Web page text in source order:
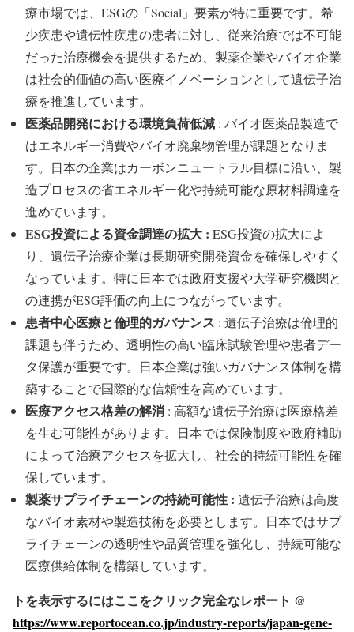
療市場では、ESGの「Social」要素が特に重要です。希
少疾患や遺伝性疾患の患者に対し、従来治療では不可能
だった治療機会を提供するため、製薬企業やバイオ企業
は社会的価値の高い医療イノベーションとして遺伝子治
療を推進しています。
医薬品開発における環境負荷低減 : バイオ医薬品製造で
はエネルギー消費やバイオ廃棄物管理が課題となりま
す。日本の企業はカーボンニュートラル目標に沿い、製
造プロセスの省エネルギー化や持続可能な原材料調達を
進めています。
ESG投資による資金調達の拡大 : ESG投資の拡大によ
り、遺伝子治療企業は長期研究開発資金を確保しやすく
なっています。特に日本では政府支援や大学研究機関と
の連携がESG評価の向上につながっています。
患者中心医療と倫理的ガバナンス : 遺伝子治療は倫理的
課題も伴うため、透明性の高い臨床試験管理や患者デー
タ保護が重要です。日本企業は強いガバナンス体制を構
築することで国際的な信頼性を高めています。
医療アクセス格差の解消 : 高額な遺伝子治療は医療格差
を生む可能性があります。日本では保険制度や政府補助
によって治療アクセスを拡大し、社会的持続可能性を確
保しています。
製薬サプライチェーンの持続可能性 : 遺伝子治療は高度
なバイオ素材や製造技術を必要とします。日本ではサプ
ライチェーンの透明性や品質管理を強化し、持続可能な
医療供給体制を構築しています。
トを表示するにはここをクリック完全なレポート @
https://www.reportocean.co.jp/industry-reports/japan-gene-